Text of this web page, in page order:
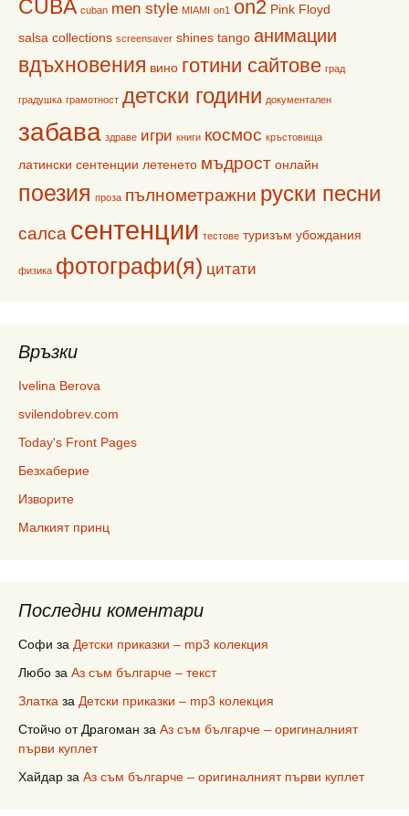
CUBA cuban men style MIAMI on1 on2 Pink Floyd
salsa collections screensaver shines tango анимации
вдъхновения вино готини сайтове град
градушка грамотност детски години документален
забава здраве игри книги космос кръстовища
латински сентенции летенето мъдрост онлайн
поезия проза пълнометражни руски песни
салса сентенции тестове туризъм убождания
физика фотографи(я) цитати
Връзки
Ivelina Berova
svilendobrev.com
Today's Front Pages
Безхаберие
Изворите
Малкият принц
Последни коментари
Софи за Детски приказки – mp3 колекция
Любо за Аз съм българче – текст
Златка за Детски приказки – mp3 колекция
Стойчо от Драгоман за Аз съм българче – оригиналният
първи куплет
Хайдар за Аз съм българче – оригиналният първи куплет